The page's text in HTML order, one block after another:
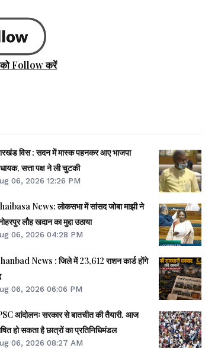
को Follow करें
: सदन में मास्क पहनकर आए भाजपा
सत्ता पक्ष ने ली चुटकी
06, 2026 12:26 PM
News: लोकसभा में सांसद जोबा माझी ने
लौह खदान का मुद्दा उठाया
06, 2026 04:28 PM
News : जिले में 23,612 राशन कार्ड होंगे
06, 2026 06:06 PM
आंदोलनः सरकार से बातचीत की तैयारी, आज
हो सकता है छात्रों का प्रतिनिधिमंडल
06, 2026 08:27 AM